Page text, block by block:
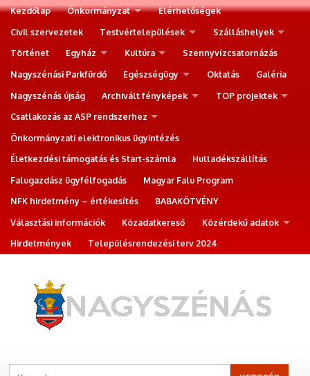
Kezdőlap Önkormányzat
Elérhetőségek
Civil szervezetek
Testvértelepülések
Szálláshelyek
Történet
Egyház Kultúra
Szennyvízcsatornázás
Nagyszénási Parkfürdő
Egészségügy Oktatás
Galéria
Nagyszénás újság
Archivált fényképek
TOP projektek
Csatlakozás az ASP rendszerhez
Önkormányzati elektronikus ügyintézés
Életkezdési támogatás és Start-számla
Hulladékszállítás
Falugazdász ügyfélfogadás
Magyar Falu Program
NFK hirdetmény – értékesítés
BABAKÖTVÉNY
Választási információk
Közadatkereső
Közérdekű adatok
Hirdetmények
Településrendezési terv 2024